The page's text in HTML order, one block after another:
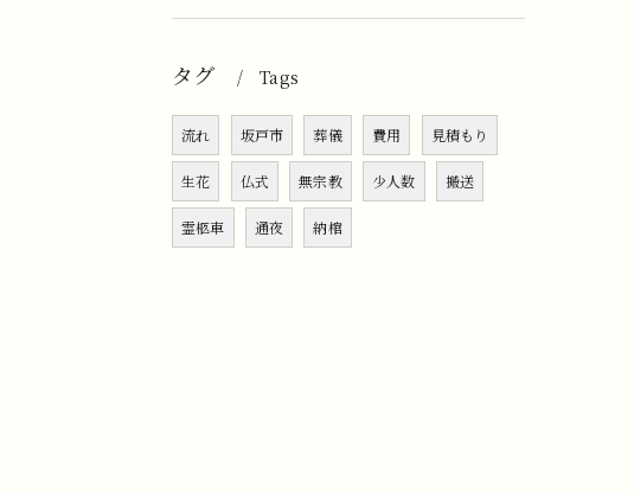
タグ Tags
流れ 坂戸市 葬儀 費用 見積もり
生花 仏式 無宗教 少人数 搬送
霊柩車 通夜 納棺